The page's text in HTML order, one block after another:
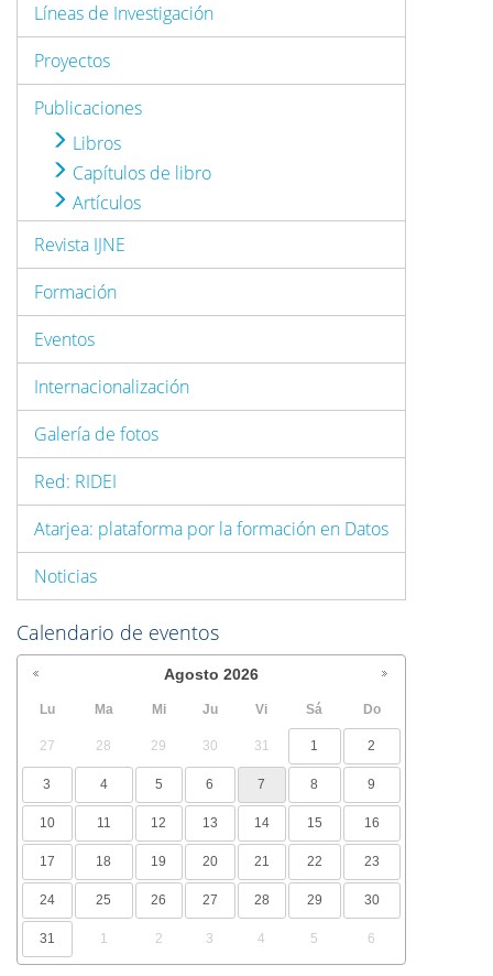
Líneas de Investigación
Proyectos
Publicaciones
Libros
Capítulos de libro
Artículos
Revista IJNE
Formación
Eventos
Internacionalización
Galería de fotos
Red: RIDEI
Atarjea: plataforma por la formación en Datos
Noticias
Calendario de eventos
Agosto 2026
Lu Ma Mi Ju Vi Sá Do
27 28 29 30 31 1 2
3 4 5 6 7 8 9
10 11 12 13 14 15 16
17 18 19 20 21 22 23
24 25 26 27 28 29 30
31 1 2 3 4 5 6